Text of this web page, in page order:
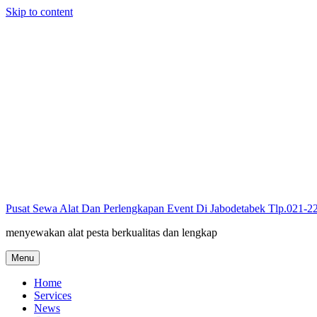
Skip to content
Pusat Sewa Alat Dan Perlengkapan Event Di Jabodetabek Tlp.021-
menyewakan alat pesta berkualitas dan lengkap
Menu
Home
Services
News